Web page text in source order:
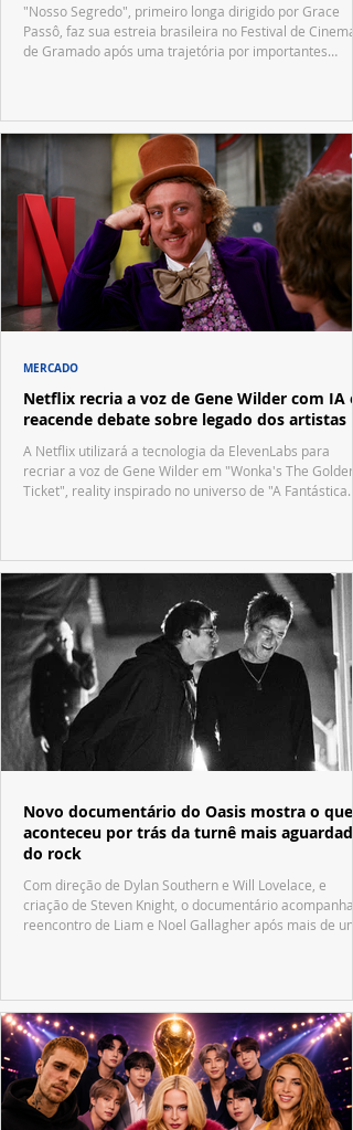
"Nosso Segredo", primeiro longa dirigido por Grace
Passô, faz sua estreia brasileira no Festival de Cinema
de Gramado após uma trajetória por importantes
Netflix recria a voz de Gene Wilder com IA e
reacende debate sobre legado dos artistas
A Netflix utilizará a tecnologia da ElevenLabs para
recriar a voz de Gene Wilder em "Wonka's The Golden
Ticket", reality inspirado no universo de "A Fantástica
MERCADO
Novo documentário do Oasis mostra o que
aconteceu por trás da turnê mais aguardada
do rock
Com direção de Dylan Southern e Will Lovelace, e
criação de Steven Knight, o documentário acompanha
reencontro de Liam e Noel Gallagher após mais de